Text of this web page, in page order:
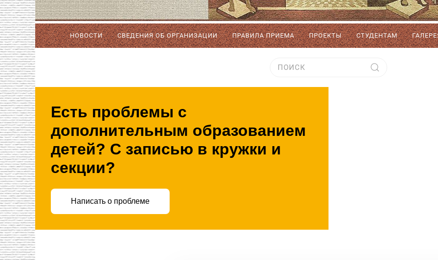
НОВОСТИ СВЕДЕНИЯ ОБ ОРГАНИЗАЦИИ ПРАВИЛА ПРИЕМА ПРОЕКТЫ СТУДЕНТАМ
Есть проблемы с
дополнительным образованием
детей? С записью в кружки и
секции?
Написать о проблеме